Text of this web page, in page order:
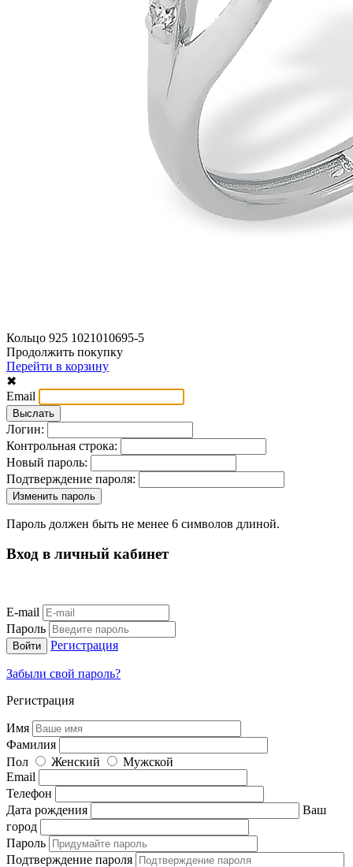
Кольцо 925 1021010695-5
Продолжить покупку
Перейти в корзину
✖
Email
Логин:
Контрольная строка:
Новый пароль:
Подтверждение пароля:
Пароль должен быть не менее 6 символов длиной.
Вход в личный кабинет
E-mail
Пароль
Регистрация
Забыли свой пароль?
Регистрация
Имя
Фамилия
Пол
Женский
Мужской
Email
Телефон
Дата рождения
Ваш
город
Пароль
Подтверждение пароля